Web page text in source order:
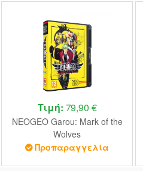
Τιμή: 79,90 €
NEOGEO Garou: Mark of the
Wolves
Προπαραγγελία